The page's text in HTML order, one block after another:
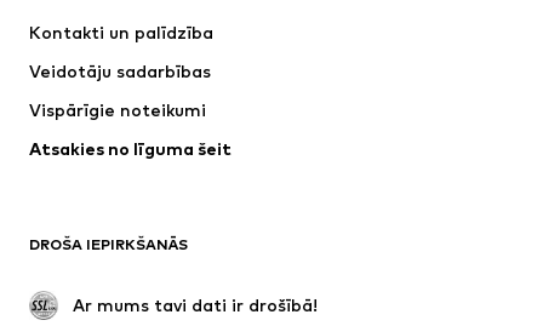
Apakšveļa
Mēteļi
Svinības
Ekskluzīvi
Kontakti un palīdzība
Veidotāju sadarbības
Vispārīgie noteikumi
Atsakies no līguma šeit
DROŠA IEPIRKŠANĀS
Ar mums tavi dati ir drošībā!